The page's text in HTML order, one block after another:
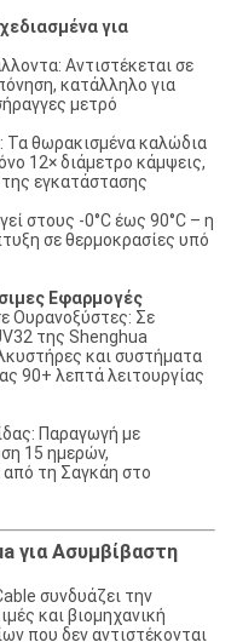
για
Αντιστέκεται σε
κατάλληλο για
μετρό
Τα θωρακισμένα καλώδια
​​12× διάμετρο​​ κάμψεις,
εγκατάστασης
στους ​​-0°C έως 90°C​​ – η
σε θερμοκρασίες υπό
Εφαρμογές​​
Ουρανοξύστες​​: Σε
της Shenghua​​
και συστήματα
90+ λεπτά λειτουργίας
Παραγωγή με
15 ημερών,
τη Σαγκάη στο
για Ασυμβίβαστη
συνδυάζει ​​την
και βιομηχανική
που δεν αντιστέκονται